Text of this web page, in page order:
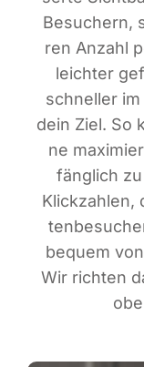
Besu­chern,
ren Anzahl
leich­ter
schnel­ler
dein Ziel. So
ne
fäng­lich
Klick­zah­len,
bequem
Wir rich­ten